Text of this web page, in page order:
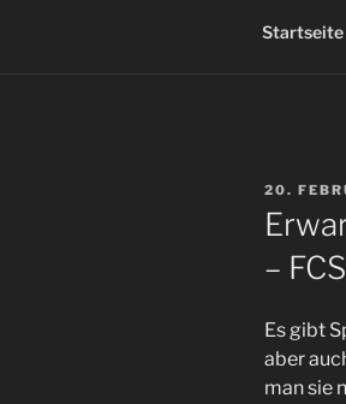
Startseite
AM
20.
–
Es gibt
aber
man sie